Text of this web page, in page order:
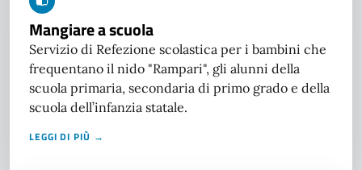
Mangiare a scuola
Servizio di Refezione scolastica per i bambini che
frequentano il nido "Rampari", gli alunni della
scuola primaria, secondaria di primo grado e della
scuola dell’infanzia statale.
LEGGI DI PIÙ →